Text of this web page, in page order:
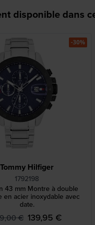
disponible dans
Tommy Hilfiger
1792198
43 mm Montre à double
en acier inoxydable avec
date.
€ 139,95 €
-30%